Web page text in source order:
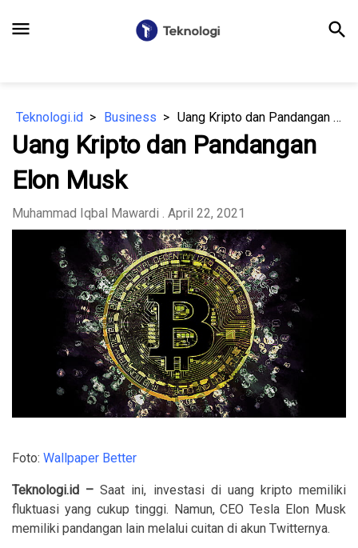
menu search
Teknologi.id Business Uang Kripto dan Pandangan Elon Musk
Uang Kripto dan Pandangan
Elon Musk
Muhammad Iqbal Mawardi . April 22, 2021
Foto: Wallpaper Better
Teknologi.id –Saat ini, investasi di uang kripto memiliki
fluktuasi yang cukup tinggi. Namun, CEO Tesla Elon Musk
memiliki pandangan lain melalui cuitan di akun Twitternya.